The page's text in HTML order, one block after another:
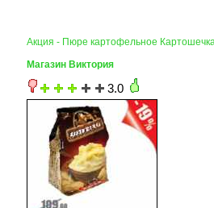
Акция - Пюре картофельное
Магазин Виктория
3.0